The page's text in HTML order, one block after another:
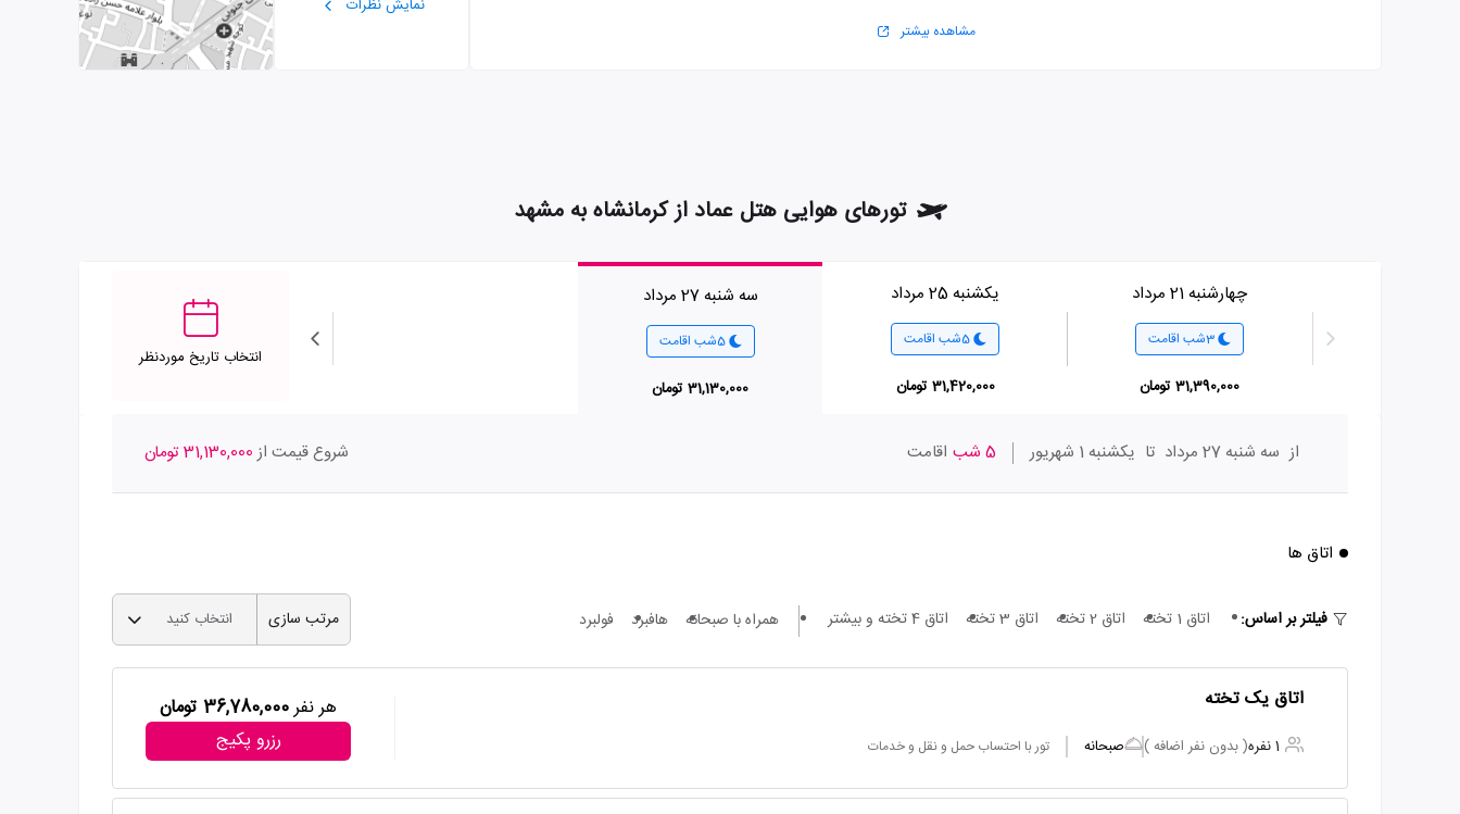
مشاهده بیشتر
نمایش نظرات
تورهای هوایی هتل عماد از کرمانشاه به مشهد
چهارشنبه 21 مرداد
3شب اقامت
31,390,000 تومان
یکشنبه 25 مرداد
5شب اقامت
31,420,000 تومان
سه شنبه 27 مرداد
5شب اقامت
31,130,000 تومان
انتخاب تاریخ موردنظر
از سه شنبه 27 مرداد تا یکشنبه 1 شهریور 5 شب اقامت شروع قیمت از31,130,000 تومان
اتاق ها
فیلتر بر اساس: اتاق 1 تخته اتاق 2 تخته اتاق 3 تخته اتاق 4 تخته و بیشتر همراه با صبحانه هافبرد فولبرد مرتب سازی انتخاب کنید
اتاق یک تخته
1 نفره ( بدون نفر اضافه ) صبحانه تور با احتساب حمل و نقل و خدمات
هر نفر36,780,000 تومان
رزرو پکیج